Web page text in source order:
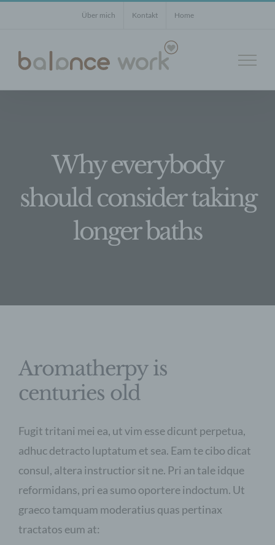
springen
Über mich Kontakt Home
Why everybody
should consider taking
longer baths
Aromatherpy is
centuries old
Fugit tritani mei ea, ut vim esse dicunt perpetua,
adhuc detracto luptatum et sea. Eam te cibo dicat
consul, altera instructior sit ne. Pri an tale idque
reformidans, pri ea sumo oportere indoctum. Ut
graeco tamquam moderatius quas pertinax
tractatos eum at: